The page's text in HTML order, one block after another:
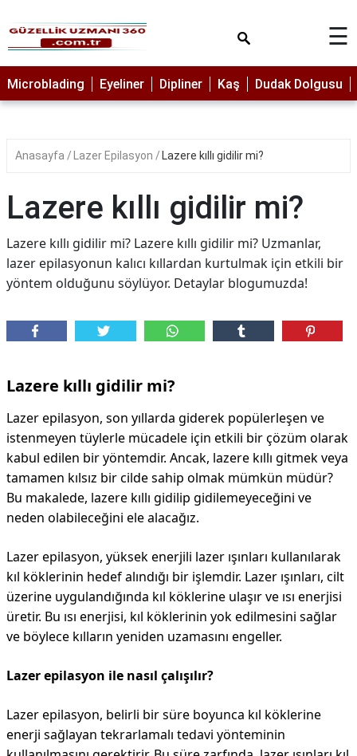
MAKYAJ
MİCROBLADİNG
LAZER
PROTEZ
PEELİNG
ERKEK
CİLT
DİPLİNER
☰
Microblading Eyeliner Dipliner Kaş Dudak Dolgusu
Anasayfa Lazer Epilasyon Lazere kıllı gidilir mi?
Lazere kıllı gidilir mi?
Lazere kıllı gidilir mi? Lazere kıllı gidilir mi? Uzmanlar,
lazer epilasyonun kalıcı kıllardan kurtulmak için etkili bir
yöntem olduğunu söylüyor. Detaylar blogumuzda!
Lazere kıllı gidilir mi?
Lazer epilasyon, son yıllarda giderek popülerleşen ve
istenmeyen tüylerle mücadele için etkili bir çözüm olarak
kabul edilen bir yöntemdir. Ancak, lazere kıllı gitmek veya
tamamen kılsız bir cilde sahip olmak mümkün müdür?
Bu makalede, lazere kıllı gidilip gidilemeyeceğini ve
neden olabileceğini ele alacağız.
Lazer epilasyon, yüksek enerjili lazer ışınları kullanılarak
kıl köklerinin hedef alındığı bir işlemdir. Lazer ışınları, cilt
üzerine uygulandığında kıl köklerine ulaşır ve ısı enerjisi
üretir. Bu ısı enerjisi, kıl köklerinin yok edilmesini sağlar
ve böylece kılların yeniden uzamasını engeller.
Lazer epilasyon ile nasıl çalışılır?
Lazer epilasyon, belirli bir süre boyunca kıl köklerine
enerji sağlayan tekrarlamalı tedavi yönteminin